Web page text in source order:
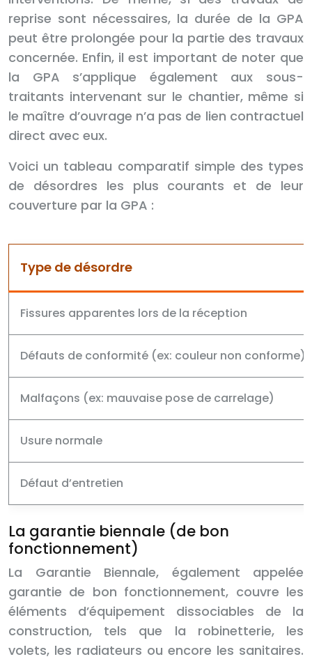
reprise sont nécessaires, la durée de la GPA
peut être prolongée pour la partie des travaux
concernée. Enfin, il est important de noter que
la GPA s’applique également aux sous-
traitants intervenant sur le chantier, même si
le maître d’ouvrage n’a pas de lien contractuel
direct avec eux.
Voici un tableau comparatif simple des types
de désordres les plus courants et de leur
couverture par la GPA :
Type de désordre
Fissures apparentes lors de la réception
Défauts de conformité (ex: couleur non conforme)
Malfaçons (ex: mauvaise pose de carrelage)
Usure normale
Défaut d’entretien
La garantie biennale (de bon
fonctionnement)
La Garantie Biennale, également appelée
garantie de bon fonctionnement, couvre les
éléments d’équipement dissociables de la
construction, tels que la robinetterie, les
volets, les radiateurs ou encore les sanitaires.